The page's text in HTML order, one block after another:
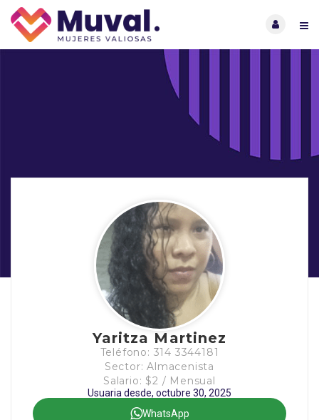
Yaritza Martinez
Teléfono: 314 3344181
Sector: Almacenista
Salario: $2 / Mensual
Usuaria desde, octubre 30, 2025
WhatsApp